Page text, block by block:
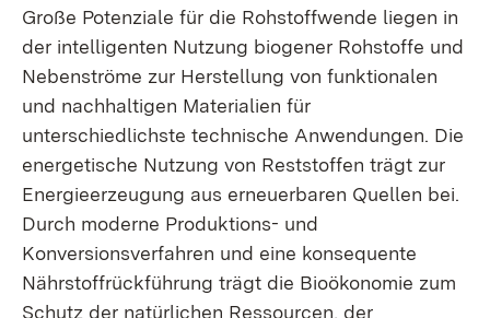
Große Potenziale für die Rohstoffwende liegen in
der intelligenten Nutzung biogener Rohstoffe und
Nebenströme zur Herstellung von funktionalen
und nachhaltigen Materialien für
unterschiedlichste technische Anwendungen. Die
energetische Nutzung von Reststoffen trägt zur
Energieerzeugung aus erneuerbaren Quellen bei.
Durch moderne Produktions- und
Konversionsverfahren und eine konsequente
Nährstoffrückführung trägt die Bioökonomie zum
Schutz der natürlichen Ressourcen, der